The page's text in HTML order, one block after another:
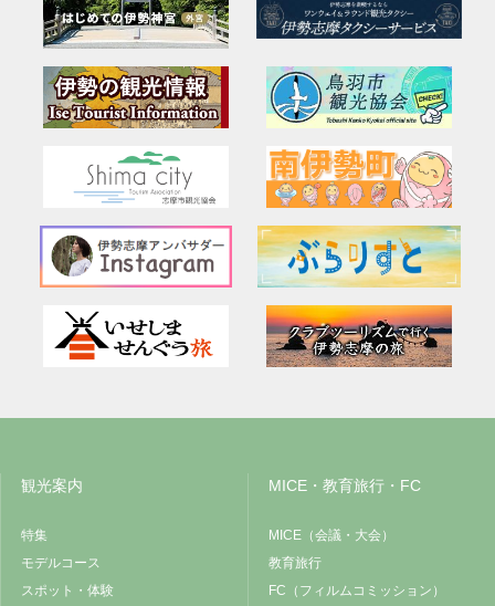
観光案内
特集
モデルコース
スポット・体験
MICE・教育旅行・FC
MICE（会議・大会）
教育旅行
FC（フィルムコミッション）